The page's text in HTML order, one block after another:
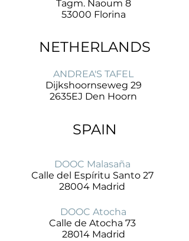
Tagm. Naoum 8
53000 Florina
NETHERLANDS
ANDREA'S TAFEL
Dijkshoornseweg 29
2635EJ Den Hoorn
SPAIN
DOOC Malasaña
Calle del Espíritu Santo 27
28004 Madrid
DOOC Atocha
Calle de Atocha 73
28014 Madrid